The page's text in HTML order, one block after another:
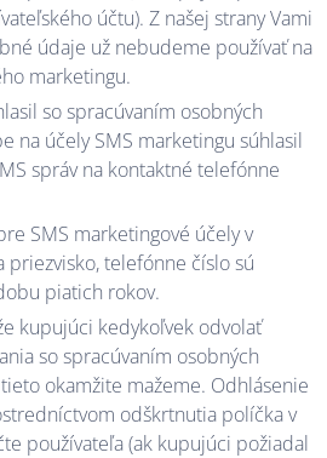
účtu). Z našej strany Vami
údaje už nebudeme používať na
marketingu.
so spracúvaním osobných
na účely SMS marketingu súhlasil
správ na kontaktné telefónne
SMS marketingové účely v
priezvisko, telefónne číslo sú
piatich rokov.
kupujúci kedykoľvek odvolať
so spracúvaním osobných
okamžite mažeme. Odhlásenie
odškrtnutia políčka v
používateľa (ak kupujúci požiadal